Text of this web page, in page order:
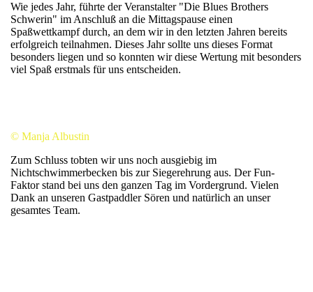
Wie jedes Jahr, führte der Veranstalter "Die Blues Brothers
Schwerin" im Anschluß an die Mittagspause einen
Spaßwettkampf durch, an dem wir in den letzten Jahren bereits
erfolgreich teilnahmen. Dieses Jahr sollte uns dieses Format
besonders liegen und so konnten wir diese Wertung mit besonders
viel Spaß erstmals für uns entscheiden.
© Manja Albustin
Zum Schluss tobten wir uns noch ausgiebig im
Nichtschwimmerbecken bis zur Siegerehrung aus. Der Fun-
Faktor stand bei uns den ganzen Tag im Vordergrund. Vielen
Dank an unseren Gastpaddler Sören und natürlich an unser
gesamtes Team.